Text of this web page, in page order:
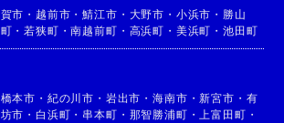
市 ・ 越前市 ・鯖江市 ・ 大野市 ・ 小浜市 ・ 勝山
・若狭町 ・南越前町 ・ 高浜町 ・ 美浜町 ・ 池田町
橋本市 ・ 紀の川市 ・ 岩出市 ・海南市 ・新宮市 ・ 有
市 ・ 白浜町 ・ 串本町 ・ 那智勝浦町 ・ 上富田町 ・